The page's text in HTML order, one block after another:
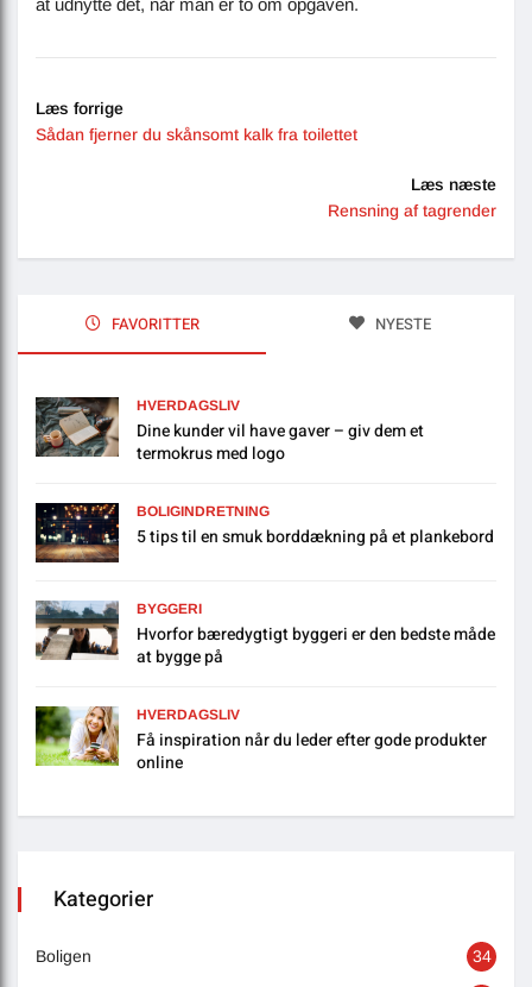
Læs forrige
Sådan fjerner du skånsomt kalk fra toilettet
Læs næste
Rensning af tagrender
FAVORITTER NYESTE
HVERDAGSLIV
Dine kunder vil have gaver – giv dem et
termokrus med logo
BOLIGINDRETNING
5 tips til en smuk borddækning på et plankebord
BYGGERI
Hvorfor bæredygtigt byggeri er den bedste måde
at bygge på
HVERDAGSLIV
Få inspiration når du leder efter gode produkter
online
Kategorier
Boligen 34